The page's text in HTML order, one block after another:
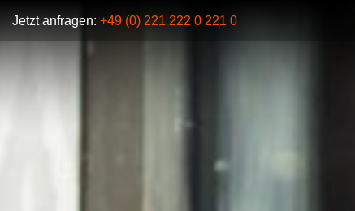
Jetzt anfragen: +49 (0) 221 222 0 221 0